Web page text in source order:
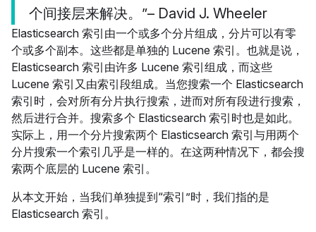
个间接层来解决。”– David J. Wheeler
Elasticsearch 索引由一个或多个分片组成，分片可以有零
个或多个副本。这些都是单独的 Lucene 索引。也就是说，
Elasticsearch 索引由许多 Lucene 索引组成，而这些
Lucene 索引又由索引段组成。当您搜索一个 Elasticsearch
索引时，会对所有分片执行搜索，进而对所有段进行搜索，
然后进行合并。搜索多个 Elasticsearch 索引时也是如此。
实际上，用一个分片搜索两个 Elasticsearch 索引与用两个
分片搜索一个索引几乎是一样的。在这两种情况下，都会搜
索两个底层的 Lucene 索引。
从本文开始，当我们单独提到“索引”时，我们指的是
Elasticsearch 索引。